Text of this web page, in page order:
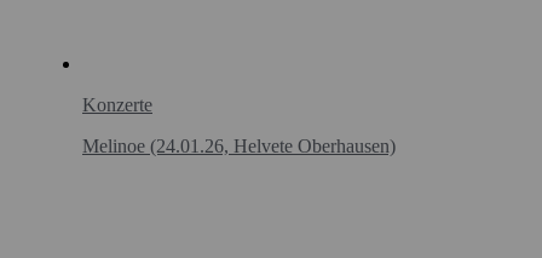
Konzerte
Melinoe (24.01.26, Helvete Oberhausen)